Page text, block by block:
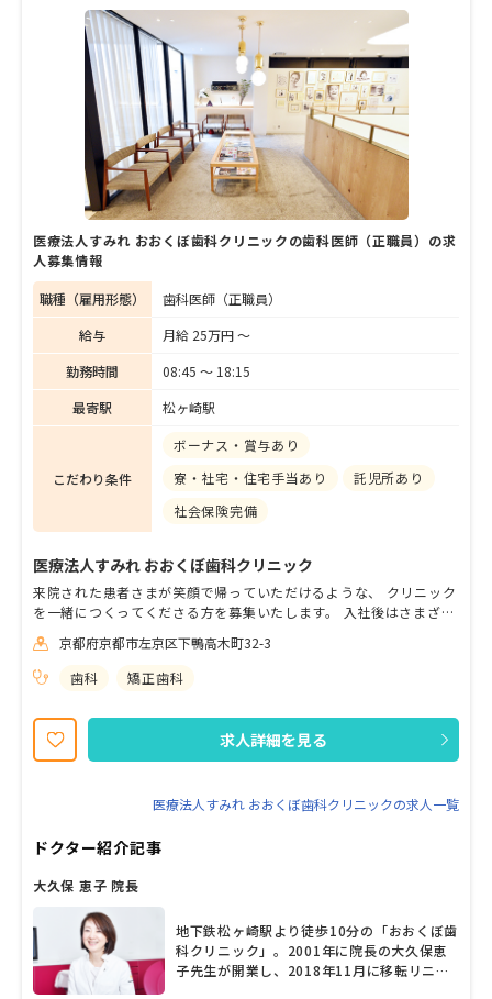
持ちに寄り添ったぬくもりと丁寧さにあふれ
たものです。メンテナンスで通う患者さんに
も、歯科衛生士さんに任せきるのではなく、
必ず顔を出すことを大切にしているそう。3
代、4代と通ってもらえるようなクリニック
をめざし地域に根づいた診療を提供している
塩崎院長に、クリニックの魅力や大切にして
いる想いについて、話を聞きました。
医療法人すみれ おおくぼ歯科クリニックの歯科医師（正職員）の求
人募集情報
職種（雇用形態）
歯科医師（正職員）
給与
月給 25万円 〜
勤務時間
08:45 〜 18:15
最寄駅
松ヶ崎駅
こだわり条件
ボーナス・賞与あり
寮・社宅・住宅手当あり
託児所あり
社会保険完備
医療法人すみれ おおくぼ歯科クリニック
来院された患者さまが笑顔で帰っていただけるような、 クリニック
を一緒につくってくださる方を募集いたします。 入社後はさまざま
磨しながらお仕事に取り組める環境です♪ クリニックでは、ハロウ
ィンやクリスマス以外にもイベントを企画しています！ 患者さま・
スタッフ両者ともに楽しんでいただけるクリニックです。 （「アナ
京都府京都市左京区下鴨高木町32-3
歯科
矯正歯科
求人詳細を見る
医療法人すみれ おおくぼ歯科クリニックの求人一覧
ドクター紹介記事
大久保 恵子 院長
地下鉄松ヶ崎駅より徒歩10分の「おおくぼ歯
科クリニック」。2001年に院長の大久保恵
子先生が開業し、2018年11月に移転リニュ